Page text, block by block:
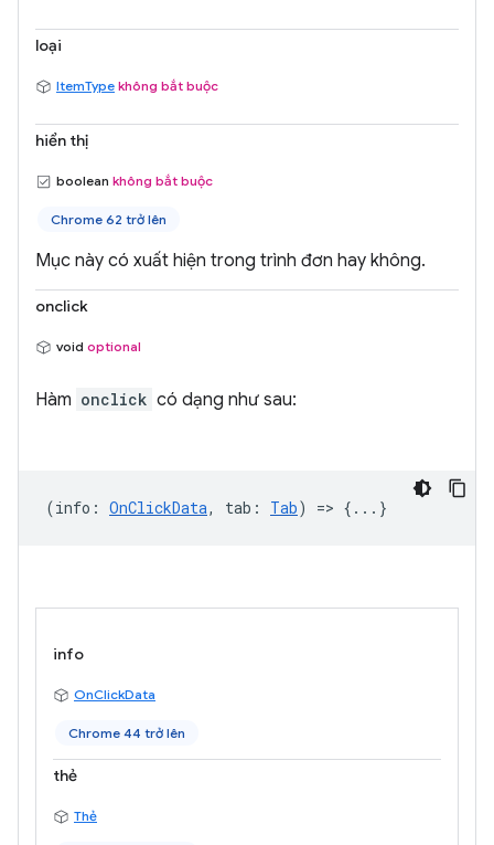
loại
ItemType không bắt buộc
hiển thị
boolean không bắt buộc
Chrome 62 trở lên
Mục này có xuất hiện trong trình đơn hay không.
onclick
void optional
Hàm onclick có dạng như sau:
(info : OnClickData, tab : Tab) => {...}
info
OnClickData
Chrome 44 trở lên
thẻ
Thẻ